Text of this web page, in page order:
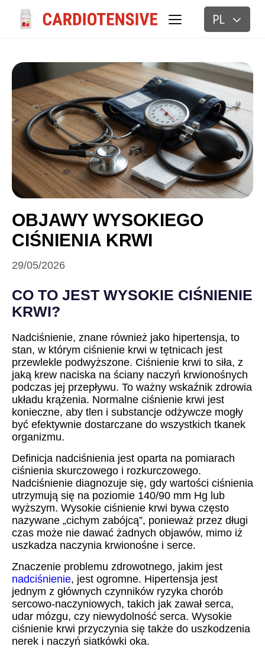
PL
OBJAWY WYSOKIEGO
CIŚNIENIA KRWI
29/05/2026
CO TO JEST WYSOKIE CIŚNIENIE
KRWI?
Nadciśnienie, znane również jako hipertensja, to
stan, w którym ciśnienie krwi w tętnicach jest
przewlekle podwyższone. Ciśnienie krwi to siła, z
jaką krew naciska na ściany naczyń krwionośnych
podczas jej przepływu. To ważny wskaźnik zdrowia
układu krążenia. Normalne ciśnienie krwi jest
konieczne, aby tlen i substancje odżywcze mogły
być efektywnie dostarczane do wszystkich tkanek
organizmu.
Definicja nadciśnienia jest oparta na pomiarach
ciśnienia skurczowego i rozkurczowego.
Nadciśnienie diagnozuje się, gdy wartości ciśnienia
utrzymują się na poziomie 140/90 mm Hg lub
wyższym. Wysokie ciśnienie krwi bywa często
nazywane „cichym zabójcą”, ponieważ przez długi
czas może nie dawać żadnych objawów, mimo iż
uszkadza naczynia krwionośne i serce.
Znaczenie problemu zdrowotnego, jakim jest
nadciśnienie, jest ogromne. Hipertensja jest
jednym z głównych czynników ryzyka chorób
sercowo-naczyniowych, takich jak zawał serca,
udar mózgu, czy niewydolność serca. Wysokie
ciśnienie krwi przyczynia się także do uszkodzenia
nerek i naczyń siatkówki oka.